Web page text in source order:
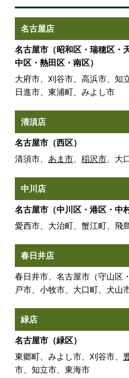
名古屋店
名古屋市（昭和区・瑞穂区・
中区・熱田区・南区）
大府市、刈谷市、高浜市、知
日進市、東浦町、みよし市
清須店
名古屋市（西区）
清須市、 あま市、 稲沢市、大
中川店
名古屋市（中川区・港区・中村
愛西市、大治町、蟹江町、飛
春日井店
春日井市、名古屋市（守山区
戸市、小牧市、大口町、犬山
緑店
名古屋市（緑区）
東郷町、みよし市、刈谷市、
市、知立市、東海市